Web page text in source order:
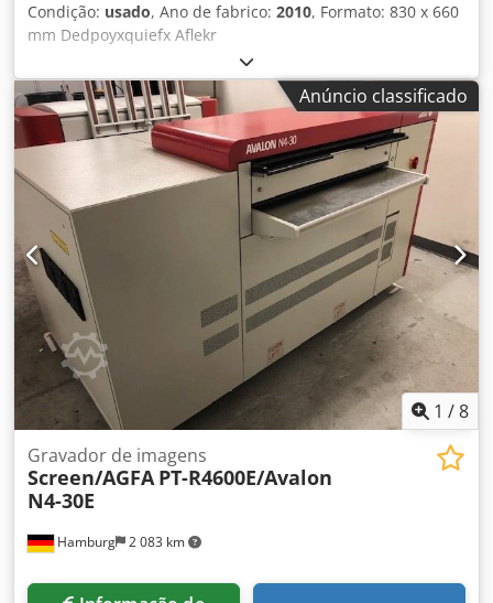
Condição: usado, Ano de fabrico: 2010, Formato: 830 x 660
mm Dedpoyxquiefx Aflekr
Anúncio classificado
1 /8
Hamburg 2 083 km
Gravador de imagens
Screen/AGFA PT-R4600E/Avalon
N4-30E